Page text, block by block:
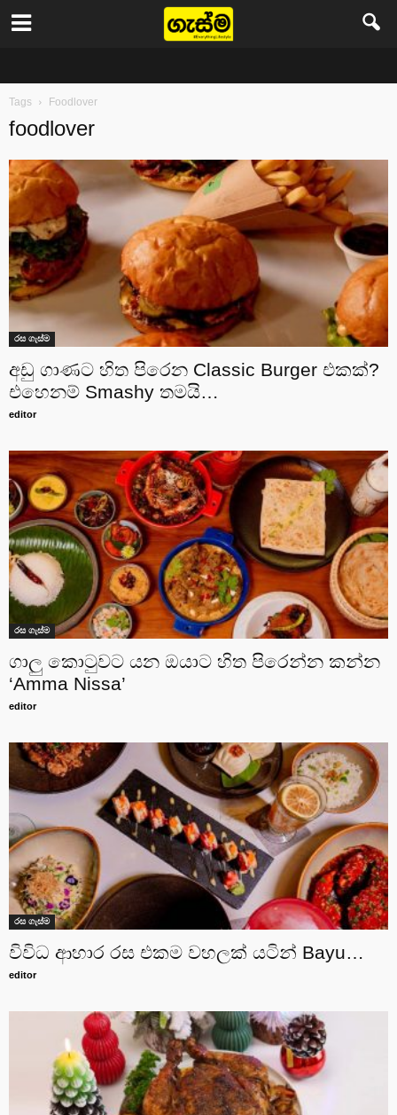
Gasma
Tags Foodlover
foodlover
රස ගැස්ම
අඩු ගාණට හිත පිරෙන Classic Burger එකක්?
එහෙනම් Smashy තමයි…
editor
රස ගැස්ම
ගාලු කොටුවට යන ඔයාට හිත පිරෙන්න කන්න
‘Amma Nissa’
editor
රස ගැස්ම
විවිධ ආහාර රස එකම වහලක් යටින් Bayu…
editor